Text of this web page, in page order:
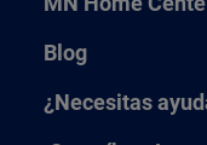
Blog
¿Necesitas